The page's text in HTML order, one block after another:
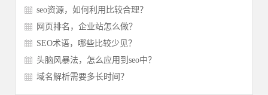
seo资源，如何利用比较合理？
网页排名，企业站怎么做？
SEO术语，哪些比较少见？
头脑风暴法，怎么应用到seo中？
域名解析需要多长时间？